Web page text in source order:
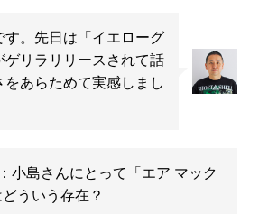
。先日は「イエローグ
ゲリラリリースされて話
あらためて実感しまし
小島さんにとって「エア マック
ういう存在？